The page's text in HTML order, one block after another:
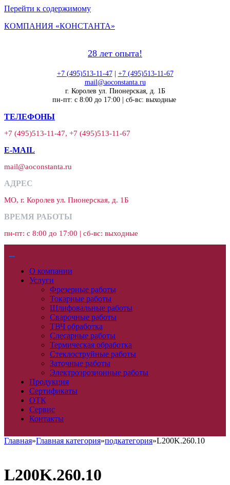
Перейти к содержимому
КОМПАНИЯ «КОНСТАНТА»
28 лет опыта!
+7 (495)513-11-47| +7 (495)513-11-67
mail@aoconstanta.ru
г. Королев ул. Пионерская, д. 1Б
пн-пт: с 8:00 до 17:00 | сб-вс: выходные
ТЕЛЕФОНЫ
+7 (495)513-11-47, +7 (495)513-11-67
E-MAIL
mail@aoconstanta.ru
АДРЕС
МО, г. Королев ул. Пионерская, д. 1Б
ВРЕМЯ РАБОТЫ
пн-пт: с 8:00 до 17:00 | сб-вс: выходные
О компании
Услуги
Фрезерные работы
Токарные работы
Шлифовальные работы
Сварочные работы
ТВЧ обработка
Слесарные работы
Термическая обработка
Стеклоструйные работы
Заточные работы
Электроэрозионные работы
Продукция
Сертификаты
ОТК
Сервис
Контакты
Главная»Главная категория»подкатегория»L200K.260.10
L200K.260.10